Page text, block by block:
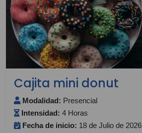
Cajita mini donut
Modalidad: Presencial
Intensidad: 4 Horas
Fecha de inicio: 18 de Julio de 2026